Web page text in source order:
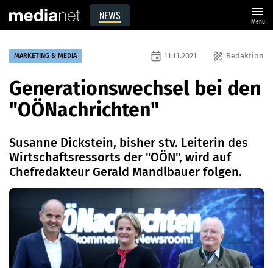
NEWS menu
Menü
MARKETING & MEDIA draw Redaktion
event 11.11.2021
Generationswechsel bei den
"OÖNachrichten"
Susanne Dickstein, bisher stv. Leiterin des
Wirtschaftsressorts der "OÖN", wird auf
Chefredakteur Gerald Mandlbauer folgen.